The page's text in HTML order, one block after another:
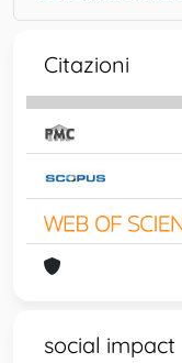
Citazioni
social impact